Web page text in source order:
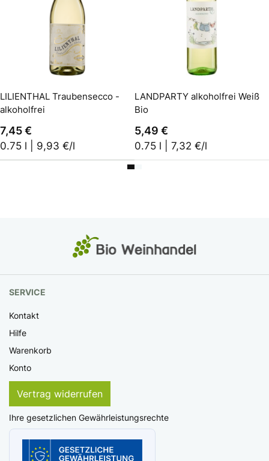
In den Warenkorb
LILIENTHAL Traubensecco -
alkoholfrei
7,45 €
0.75 l | 9,93 €/l
In den Warenkorb
LANDPARTY alkoholfrei Weiß
Bio
5,49 €
0.75 l | 7,32 €/l
SERVICE
Kontakt
Hilfe
Warenkorb
Konto
Vertrag widerrufen
Ihre gesetzlichen Gewährleistungsrechte